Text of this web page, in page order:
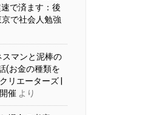
で済ます：後
で社会人勉強
マンと泥棒の
(お金の種類を
リエーターズ |
催 より